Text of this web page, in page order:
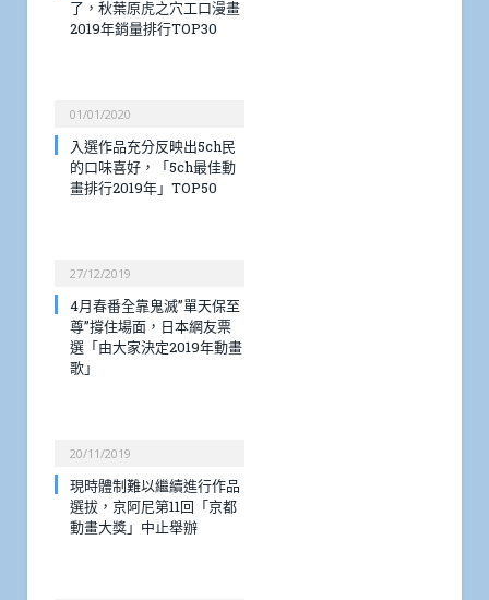
了，秋葉原虎之穴工口漫畫
2019年銷量排行TOP30
01/01/2020
入選作品充分反映出5ch民
的口味喜好，「5ch最佳動
畫排行2019年」TOP50
27/12/2019
4月春番全靠鬼滅”單天保至
尊”撐住場面，日本網友票
選「由大家決定2019年動畫
歌」
20/11/2019
現時體制難以繼續進行作品
選拔，京阿尼第11回「京都
動畫大獎」中止舉辦